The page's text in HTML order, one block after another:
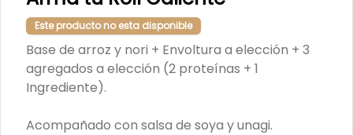
-20% Nigiri Salmón (2 Unidades)
Lámina de salmón sobre base de
arroz blanco. Acompañado con
$4.200 $5.250
Este producto no esta disponible
Base de arroz y nori + Envoltura a elección + 3
agregados a elección (2 proteínas + 1
Ingrediente).
Acompañado con salsa de soya y unagi.